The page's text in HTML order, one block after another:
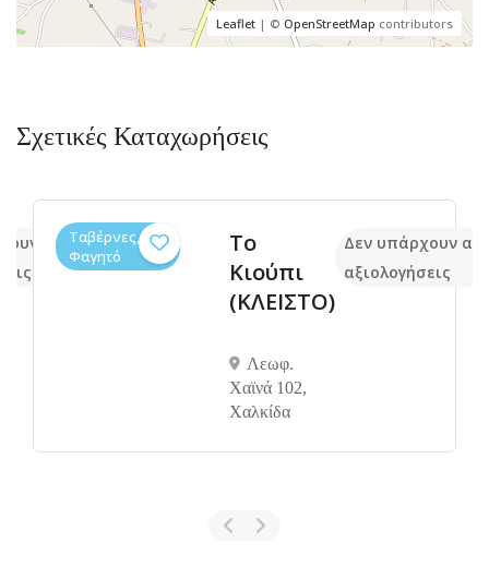
Leaflet | © OpenStreetMap contributors
Σχετικές Καταχωρήσεις
ακόμαΤαβέρνες,
Φαγητό
Το
Κιούπι
(ΚΛΕΙΣΤΟ)
Λεωφ.
Χαϊνά 102,
Χαλκίδα
Δεν υπάρχουν
αξιολογήσεις